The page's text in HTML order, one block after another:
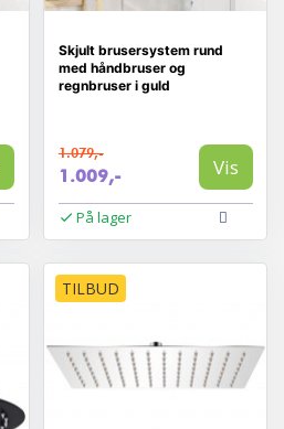
Skjult brusersystem rund
med håndbruser og
regnbruser i guld
1.079,-
1.009,- Vis
På lager
TILBUD